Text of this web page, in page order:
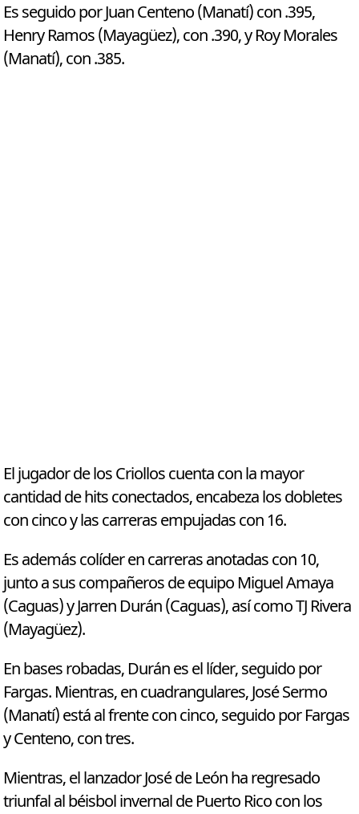
Es seguido por Juan Centeno (Manatí) con .395,
Henry Ramos (Mayagüez), con .390, y Roy Morales
(Manatí), con .385.
El jugador de los Criollos cuenta con la mayor
cantidad de hits conectados, encabeza los dobletes
con cinco y las carreras empujadas con 16.
Es además colíder en carreras anotadas con 10,
junto a sus compañeros de equipo Miguel Amaya
(Caguas) y Jarren Durán (Caguas), así como TJ Rivera
(Mayagüez).
En bases robadas, Durán es el líder, seguido por
Fargas. Mientras, en cuadrangulares, José Sermo
(Manatí) está al frente con cinco, seguido por Fargas
y Centeno, con tres.
Mientras, el lanzador José de León ha regresado
triunfal al béisbol invernal de Puerto Rico con los